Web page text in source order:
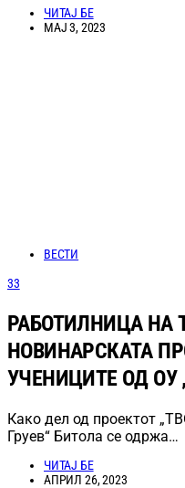
ЧИТАЈ БЕ
МАЈ 3, 2023
ВЕСТИ
33
РАБОТИЛНИЦА НА
НОВИНАРСКАТА
УЧЕНИЦИТЕ ОД ОУ
Како дел од проектот
Груев“ Битола се одржа…
ЧИТАЈ БЕ
АПРИЛ 26, 2023